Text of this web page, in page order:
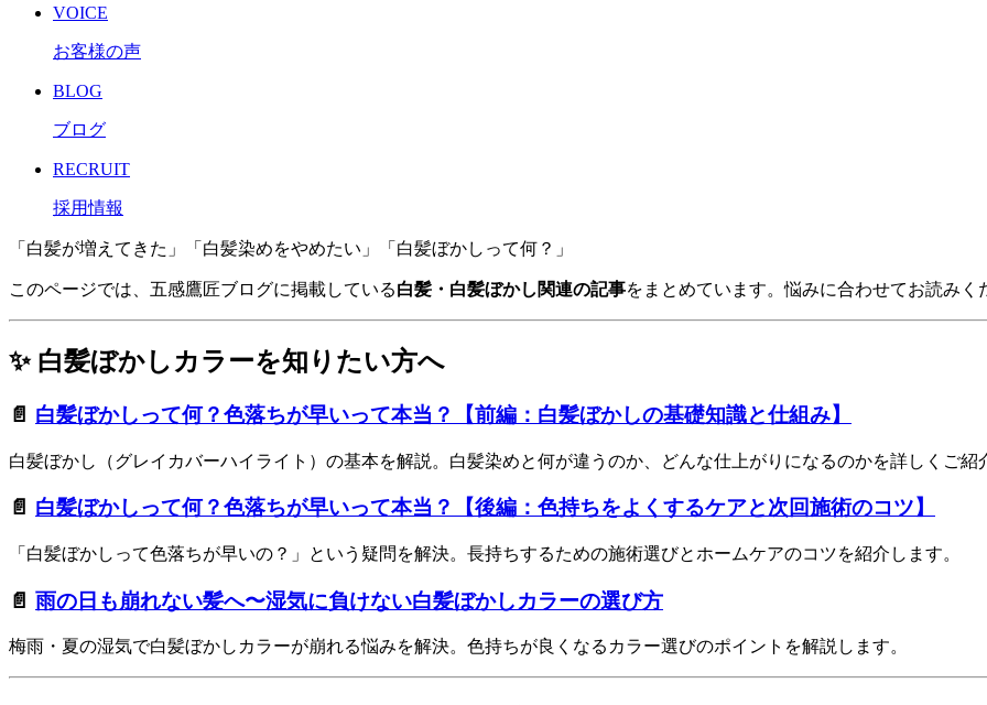
VOICE
お客様の声
BLOG
ブログ
RECRUIT
採用情報
「白髪が増えてきた」「白髪染めをやめたい」「白髪ぼかしって何？」
このページでは、五感鷹匠ブログに掲載している白髪・白髪ぼかし関連の記事をまとめています。悩みに合わせてお読みく
✨ 白髪ぼかしカラーを知りたい方へ
📄 白髪ぼかしって何？色落ちが早いって本当？【前編：白髪ぼかしの基礎知識と仕組み】
白髪ぼかし（グレイカバーハイライト）の基本を解説。白髪染めと何が違うのか、どんな仕上がりになるのかを詳しくご紹
📄 白髪ぼかしって何？色落ちが早いって本当？【後編：色持ちをよくするケアと次回施術のコツ】
「白髪ぼかしって色落ちが早いの？」という疑問を解決。長持ちするための施術選びとホームケアのコツを紹介します。
📄 雨の日も崩れない髪へ〜湿気に負けない白髪ぼかしカラーの選び方
梅雨・夏の湿気で白髪ぼかしカラーが崩れる悩みを解決。色持ちが良くなるカラー選びのポイントを解説します。